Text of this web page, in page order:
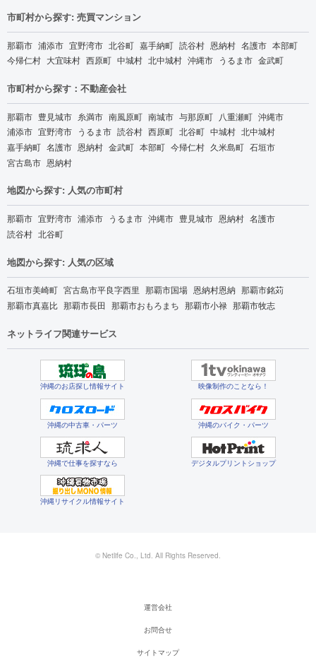
市町村から探す: 売買マンション
那覇市 浦添市 宜野湾市 北谷町 嘉手納町 読谷村 恩納村 名護市 本部町
今帰仁村 大宜味村 西原町 中城村 北中城村 沖縄市 うるま市 金武町
市町村から探す：不動産会社
那覇市 豊見城市 糸満市 南風原町 南城市 与那原町 八重瀬町 沖縄市
浦添市 宜野湾市 うるま市 読谷村 西原町 北谷町 中城村 北中城村
嘉手納町 名護市 恩納村 金武町 本部町 今帰仁村 久米島町 石垣市
宮古島市 恩納村
地図から探す: 人気の市町村
那覇市 宜野湾市 浦添市 うるま市 沖縄市 豊見城市 恩納村 名護市
読谷村 北谷町
地図から探す: 人気の区域
石垣市美崎町 宮古島市平良字西里 那覇市国場 恩納村恩納 那覇市銘苅
那覇市真嘉比 那覇市長田 那覇市おもろまち 那覇市小禄 那覇市牧志
ネットライフ関連サービス
沖縄のお店探し情報サイト 映像制作のことなら！
沖縄の中古車・パーツ 沖縄のバイク・パーツ
沖縄で仕事を探すなら デジタルプリントショップ
沖縄リサイクル情報サイト
© Netlife Co., Ltd. All Rights Reserved.
運営会社
お問合せ
サイトマップ